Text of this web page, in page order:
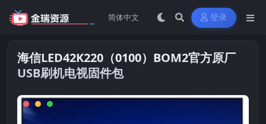
登录
海信LED42K220（0100）BOM2官方原厂
USB刷机电视固件包